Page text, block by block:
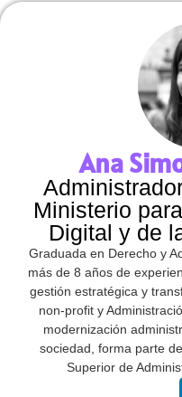
Ana
Ministerio
Digital y de
Graduada en Derecho y
más de 8 años de
gestión estratégica y
non-profit y
modernización
sociedad, forma parte
Superior de